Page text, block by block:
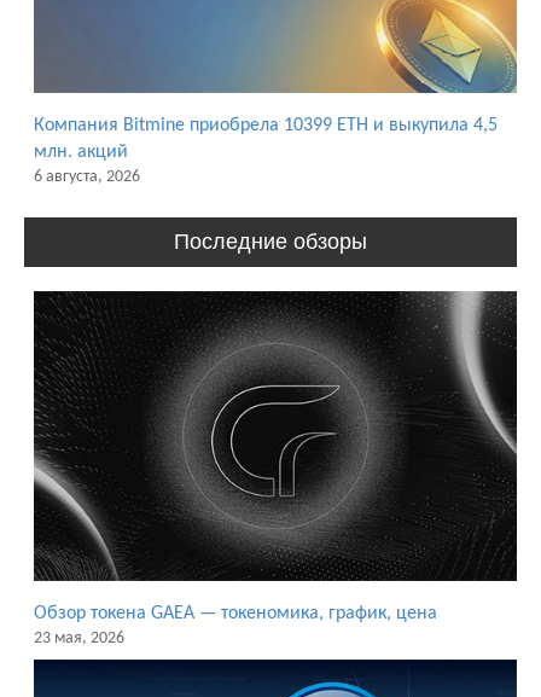
Компания Bitmine приобрела 10399 ETH и выкупила 4,5
млн. акций
6 августа, 2026
Последние обзоры
Обзор токена GAEA — токеномика, график, цена
23 мая, 2026